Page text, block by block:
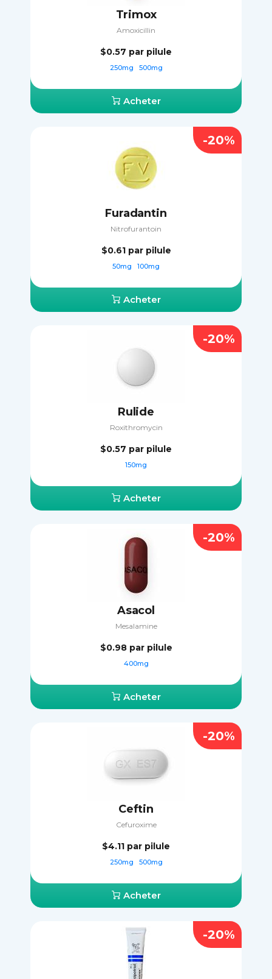
Trimox
Amoxicillin
$0.57 par pilule
250mg 500mg
Acheter
Furadantin
Nitrofurantoin
$0.61 par pilule
50mg 100mg
Acheter
-20%
Rulide
Roxithromycin
$0.57 par pilule
150mg
Acheter
-20%
Asacol
Mesalamine
$0.98 par pilule
400mg
Acheter
-20%
Ceftin
Cefuroxime
$4.11 par pilule
250mg 500mg
Acheter
-20%
-20%